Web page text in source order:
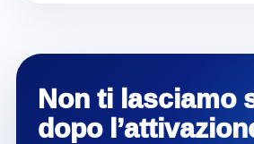
Non ti lasciamo
dopo